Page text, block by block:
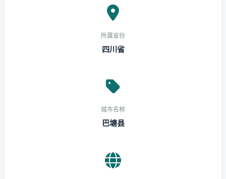
所属省份
四川省
城市名称
巴塘县